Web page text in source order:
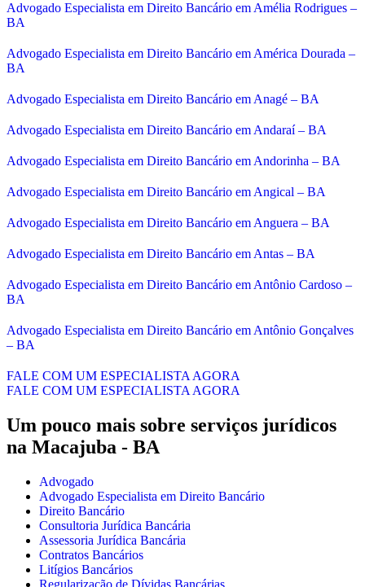
Advogado Especialista em Direito Bancário em Amélia Rodrigues –
BA
Advogado Especialista em Direito Bancário em América Dourada –
BA
Advogado Especialista em Direito Bancário em Anagé – BA
Advogado Especialista em Direito Bancário em Andaraí – BA
Advogado Especialista em Direito Bancário em Andorinha – BA
Advogado Especialista em Direito Bancário em Angical – BA
Advogado Especialista em Direito Bancário em Anguera – BA
Advogado Especialista em Direito Bancário em Antas – BA
Advogado Especialista em Direito Bancário em Antônio Cardoso –
BA
Advogado Especialista em Direito Bancário em Antônio Gonçalves
– BA
FALE COM UM ESPECIALISTA AGORA
FALE COM UM ESPECIALISTA AGORA
Um pouco mais sobre serviços jurídicos
na Macajuba - BA
Advogado
Advogado Especialista em Direito Bancário
Direito Bancário
Consultoria Jurídica Bancária
Assessoria Jurídica Bancária
Contratos Bancários
Litígios Bancários
Regularização de Dívidas Bancárias